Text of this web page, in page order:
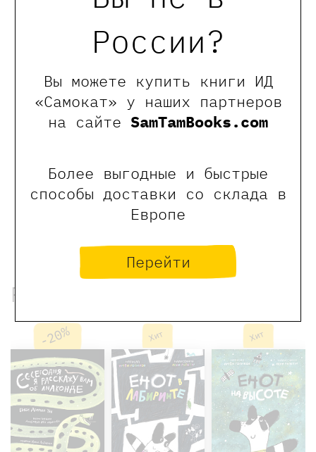
России?
Вы можете купить книги ИД
«Самокат» у наших партнеров
на сайте SamTamBooks.com
Более выгодные и быстрые
способы доставки со склада в
Европе
Перейти
Анна Сербиновская
студии для детей 15 лет. Любит
фотографировать, море, новогодние
песни и книжки с картинками.
Рекомендованные книги
-20% Хит Хит